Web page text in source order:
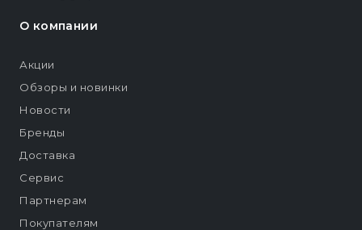
О компании
Акции
Обзоры и новинки
Новости
Бренды
Доставка
Сервис
Партнерам
Покупателям